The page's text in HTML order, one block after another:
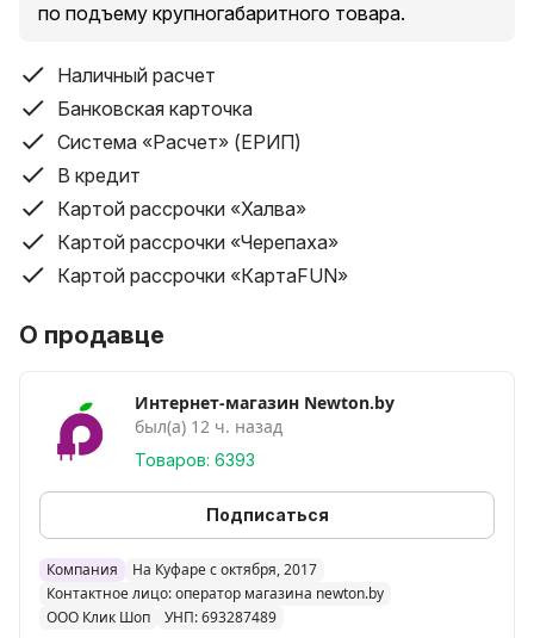
району (до 2 км от МКАД за исключением п. Сокол и
Доставка товаров стоимостью свыше 200 руб. –
бесплатно.
Доставка товаров стоимостью до 200 руб. – от 10
рублей.
Доставка товара производится бесплатно до
подъезда (до забора в частном доме) покупателя.
Условия доставки курьером по Беларуси (кроме
Бесплатная доставка (планшеты, ноутбуки,
(географию и конечную стоимость доставки
необходимо индивидуально уточнять у оператора).
Доставка товара по регионам производится до
подъезда или до забора в частном доме.
Срок доставки по Беларуси составляет от 1-ого дня
до 5-ти дней со дня принятия заказа; в некоторых
случаях срок доставки может быть увеличен по
по подъему крупногабаритного товара.
Наличный расчет
Банковская карточка
Система «Расчет» (ЕРИП)
В кредит
Картой рассрочки «Халва»
Картой рассрочки «Черепаха»
Картой рассрочки «КартаFUN»
О продавце
Интернет-магазин Newton.by
был(а) 12 ч. назад
Товаров: 6393
Подписаться
Компания
На Куфаре с октября, 2017
Контактное лицо: оператор магазина newton.by
ООО Клик Шоп
УНП: 693287489